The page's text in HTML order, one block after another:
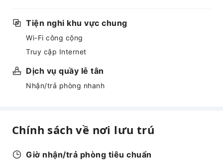
Tiện nghi khu vực chung
Wi-Fi công cộng
Truy cập Internet
Dịch vụ quầy lễ tân
Nhận/trả phòng nhanh
Chính sách về nơi lưu trú
Giờ nhận/trả phòng tiêu chuẩn